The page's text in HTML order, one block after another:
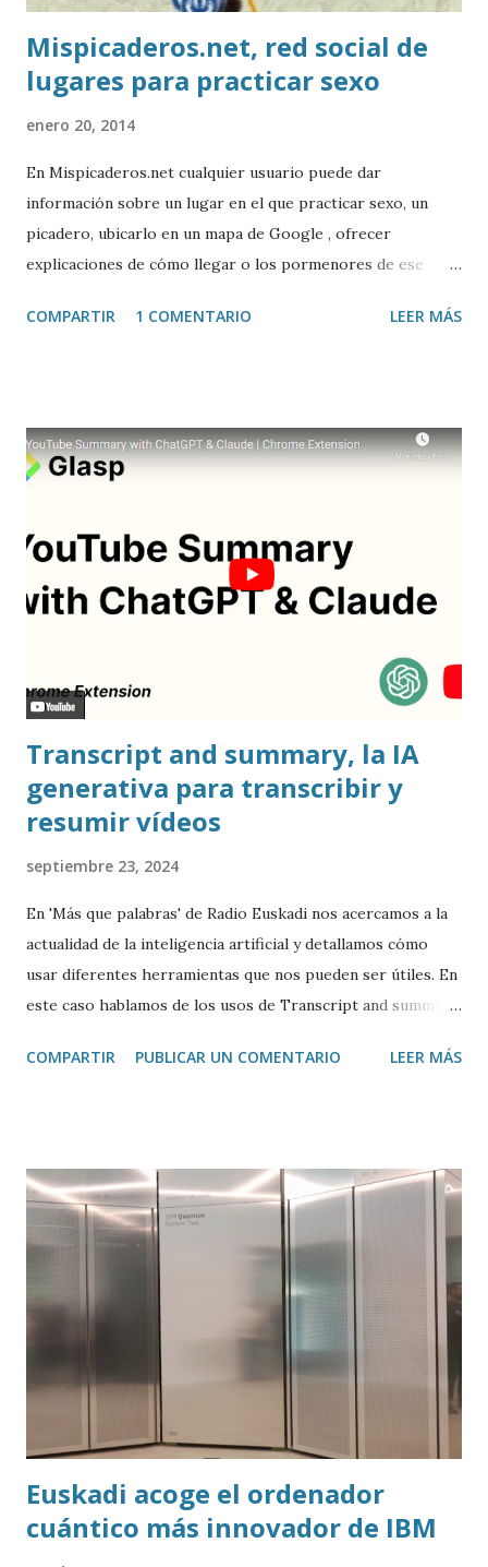
Mispicaderos.net, red social de
lugares para practicar sexo
enero 20, 2014
En Mispicaderos.net cualquier usuario puede dar
información sobre un lugar en el que practicar sexo, un
picadero, ubicarlo en un mapa de Google , ofrecer
explicaciones de cómo llegar o los pormenores de ese
el creador de este portal. Descargar mp3
COMPARTIR 1 COMENTARIO LEER MÁS
Transcript and summary, la IA
generativa para transcribir y
resumir vídeos
septiembre 23, 2024
En 'Más que palabras' de Radio Euskadi nos acercamos a la
actualidad de la inteligencia artificial y detallamos cómo
usar diferentes herramientas que nos pueden ser útiles. En
este caso hablamos de los usos de Transcript and summary
transcribir y resumir los vídeos de Youtube, así como
COMPARTIR PUBLICAR UN COMENTARIO LEER MÁS
Euskadi acoge el ordenador
cuántico más innovador de IBM